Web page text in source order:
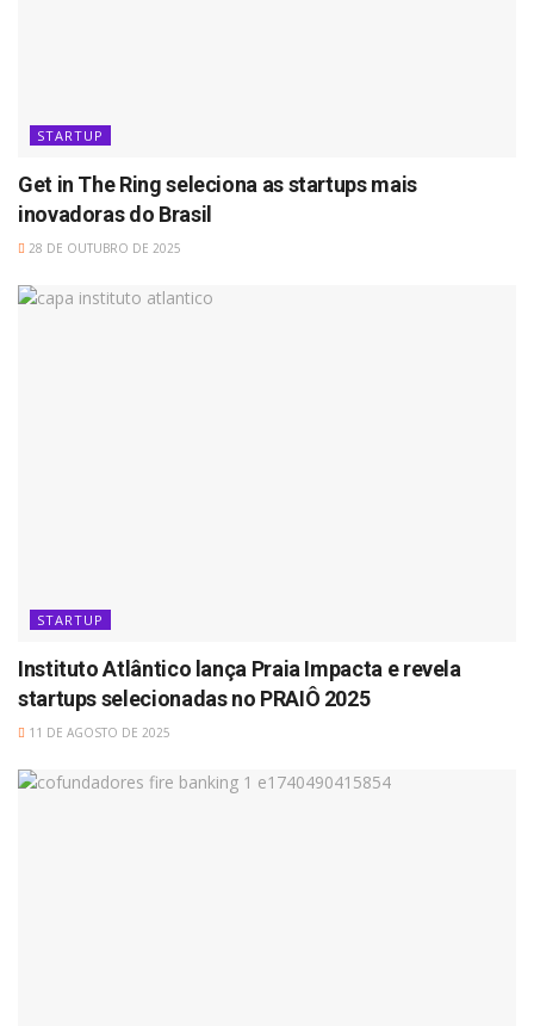
STARTUP
Get in The Ring seleciona as startups mais
inovadoras do Brasil
28 DE OUTUBRO DE 2025
STARTUP
Instituto Atlântico lança Praia Impacta e revela
startups selecionadas no PRAIÔ 2025
11 DE AGOSTO DE 2025